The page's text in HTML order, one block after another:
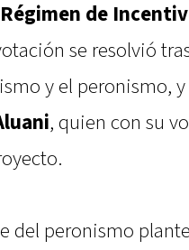
Régimen de
se resolvió
y el peronismo, y
, quien con su
del peronismo